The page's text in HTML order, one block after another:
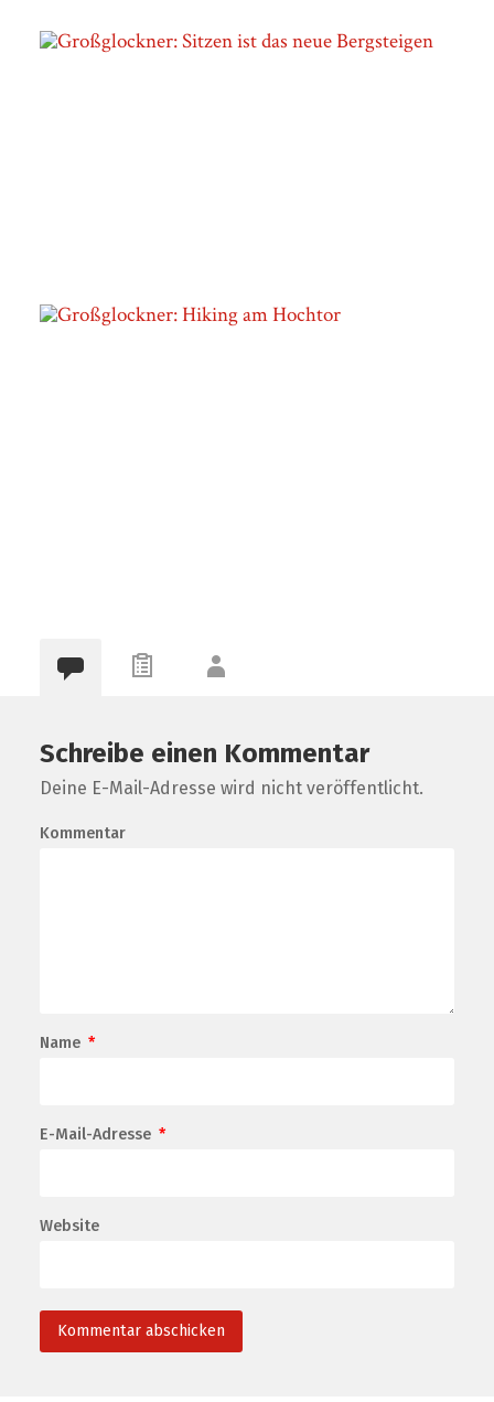
Schreibe einen Kommentar
Deine E-Mail-Adresse wird nicht veröffentlicht.
Kommentar
Name *
E-Mail-Adresse *
Website